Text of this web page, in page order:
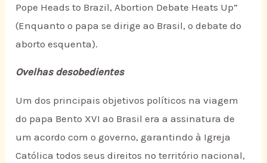
Pope Heads to Brazil, Abortion Debate Heats Up”
(Enquanto o papa se dirige ao Brasil, o debate do
aborto esquenta).
Ovelhas desobedientes
Um dos principais objetivos políticos na viagem
do papa Bento XVI ao Brasil era a assinatura de
um acordo com o governo, garantindo à Igreja
Católica todos seus direitos no território nacional,